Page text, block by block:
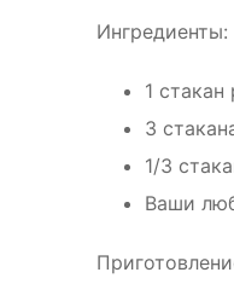
Ингредиенты:
1 стакан
3
1/3
Ваши